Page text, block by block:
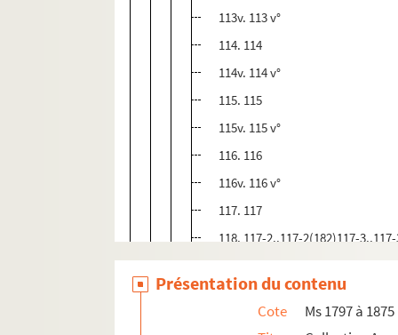
113v. 113 v°
114. 114
114v. 114 v°
115. 115
115v. 115 v°
116. 116
116v. 116 v°
117. 117
118. 117-2..117-2(182)117-
119. 119
120v. 120 v°
Présentation du contenu
Cote
Ms 1797 à 1875